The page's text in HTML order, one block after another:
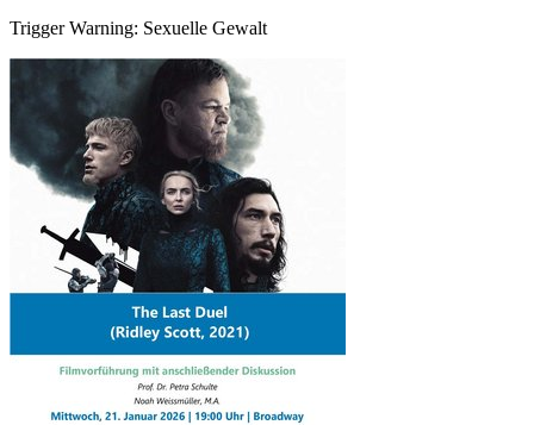
Trigger Warning: Sexuelle Gewalt